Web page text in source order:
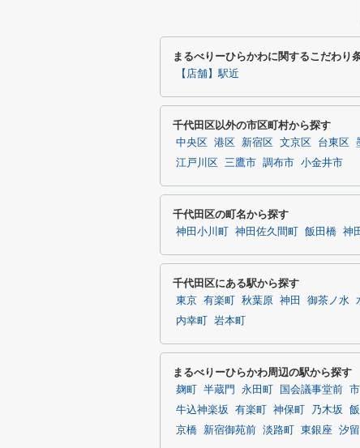
まるべりーひらかわに関するこだわり
【店舗】駅近
千代田区以外の市区町村から探す
中央区 港区 新宿区 文京区 台東区
江戸川区
三鷹市 調布市 小金井市
千代田区の町名から探す
神田小川町 神田佐久間町 飯田橋 神
千代田区にある駅から探す
東京 有楽町 秋葉原 神田 御茶ノ水
内幸町
岩本町
まるべりーひらかわ周辺の駅から探す
麹町 半蔵門 永田町 国会議事堂前
牛込神楽坂
有楽町 神保町 乃木坂
京橋
新宿御苑前 淡路町 東銀座 汐留